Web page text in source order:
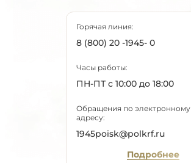
Горячая линия:
8 (800) 20 -1945- 0
Часы работы:
ПН-ПТ с 10:00 до 18:00
Обращения по электронному
адресу:
1945poisk@polkrf.ru
Подробнее